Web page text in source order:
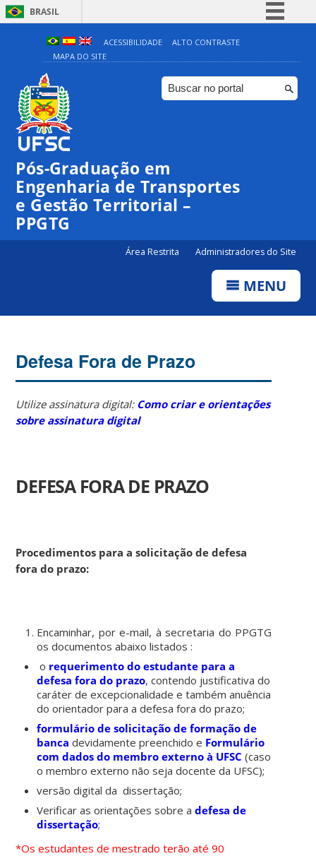
BRASIL
Simplifique!
Comunica BR
Participe
ACESSIBILIDADE
ALTO CONTRASTE
MAPA DO SITE
Pós-Graduação em
Engenharia de Transportes
e Gestão Territorial –
PPGTG
Área Restrita Administradores do Site
MENU
Defesa Fora de Prazo
Utilize assinatura digital: Como criar e orientações
sobre assinatura digital
DEFESA FORA DE PRAZO
Procedimentos para a solicitação de defesa
fora do prazo:
Encaminhar, por e-mail, à secretaria do PPGTG
os documentos abaixo listados :
o requerimento do estudante para a
defesa fora do prazo, contendo justificativa do
caráter de excepcionalidade e também anuência
do orientador para a defesa fora do prazo;
formulário de solicitação de formação de
banca devidamente preenchido e Formulário
com dados do membro externo à UFSC (caso
o membro externo não seja docente da UFSC);
versão digital da dissertação;
Verificar as orientações sobre adefesa de
dissertação;
*Os estudantes de mestrado terão até 90